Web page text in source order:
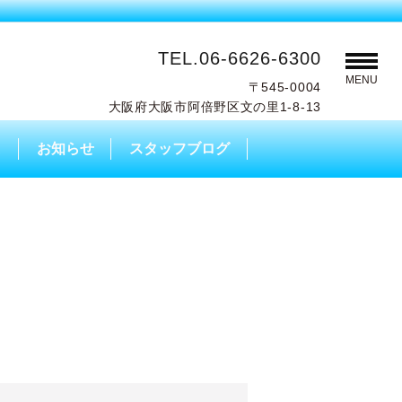
TEL.06-6626-6300
〒545-0004
大阪府大阪市阿倍野区文の里1-8-13
MENU
お知らせ スタッフブログ